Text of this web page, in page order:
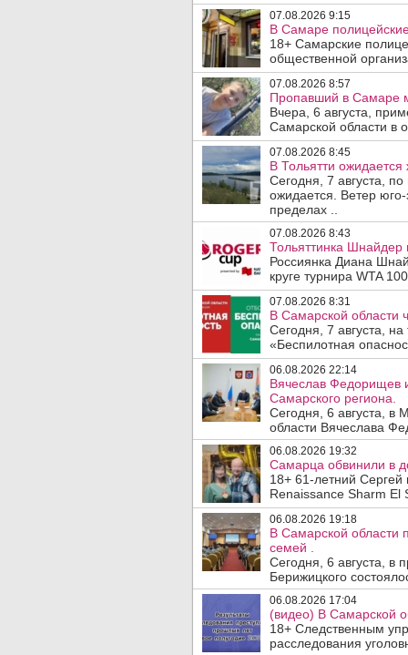
07.08.2026 9:15
В Самаре
18+ Самарские
общественной
07.08.2026 8:57
Пропавший в Самаре
Вчера, 6 августа,
Самарской области в
07.08.2026 8:45
В Тольятти
Сегодня, 7 августа,
ожидается. Ветер
пределах ..
07.08.2026 8:43
Тольяттинка Шнайдер
Россиянка Диана
круге турнира WTA
07.08.2026 8:31
В Самарской области
Сегодня, 7 августа,
«Беспилотная
06.08.2026 22:14
Вячеслав Федорищев
Самарского региона.
Сегодня, 6 августа, в
области Вячеслава
06.08.2026 19:32
Самарца обвинили в
18+ 61-летний
Renaissance Sharm El
06.08.2026 19:18
В Самарской области
семей .
Сегодня, 6 августа, в
Берижицкого
06.08.2026 17:04
(видео) В Самарской
18+ Следственным
расследования